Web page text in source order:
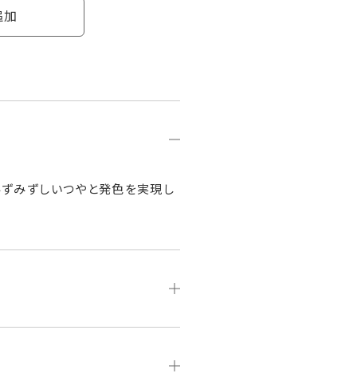
加
みずしいつやと発色を実現し